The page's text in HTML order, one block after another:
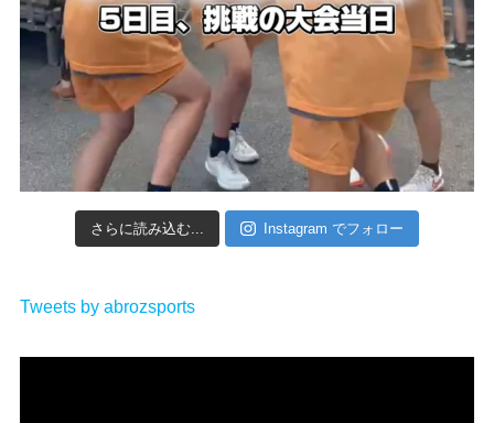
さらに読み込む... Instagram でフォロー
Tweets by abrozsports